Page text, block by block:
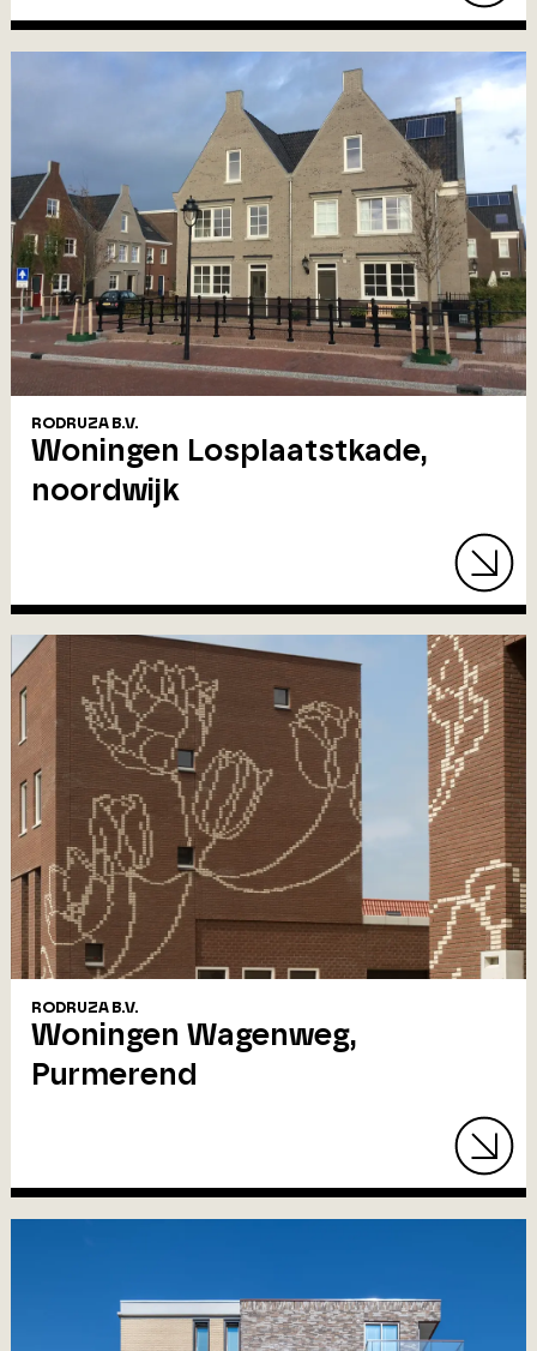
RODRUZA B.V.
Woningen Losplaatstkade,
noordwijk
RODRUZA B.V.
Woningen Wagenweg,
Purmerend